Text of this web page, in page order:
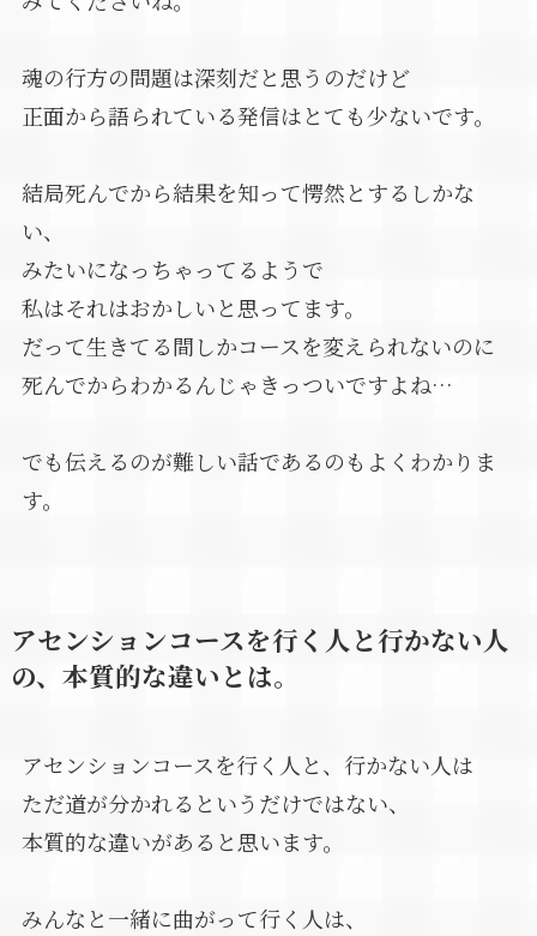
魂の行方の問題は深刻だと思うのだけど
正面から語られている発信はとても少ないです。
結局死んでから結果を知って愕然とするしかな
い、
みたいになっちゃってるようで
私はそれはおかしいと思ってます。
だって生きてる間しかコースを変えられないのに
死んでからわかるんじゃきっついですよね…
でも伝えるのが難しい話であるのもよくわかりま
す。
アセンションコースを行く人と行かない人
の、本質的な違いとは。
アセンションコースを行く人と、行かない人は
ただ道が分かれるというだけではない、
本質的な違いがあると思います。
みんなと一緒に曲がって行く人は、